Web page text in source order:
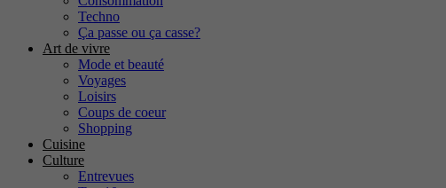
Techno
Ça passe ou ça casse?
Art de vivre
Mode et beauté
Voyages
Loisirs
Coups de coeur
Shopping
Cuisine
Culture
Entrevues